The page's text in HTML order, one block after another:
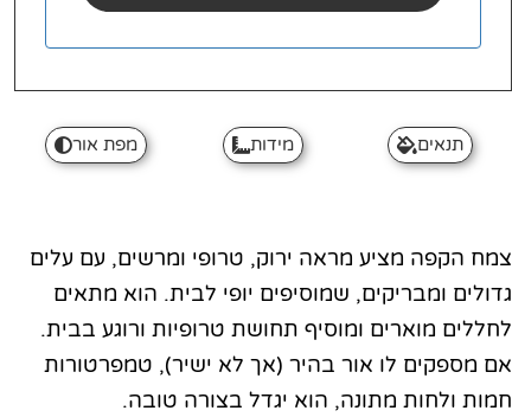
תנאים מידות מפת אור
צמח הקפה מציע מראה ירוק, טרופי ומרשים, עם עלים
גדולים ומבריקים, שמוסיפים יופי לבית. הוא מתאים
לחללים מוארים ומוסיף תחושת טרופיות ורוגע בבית.
אם מספקים לו אור בהיר (אך לא ישיר), טמפרטורות
חמות ולחות מתונה, הוא יגדל בצורה טובה.